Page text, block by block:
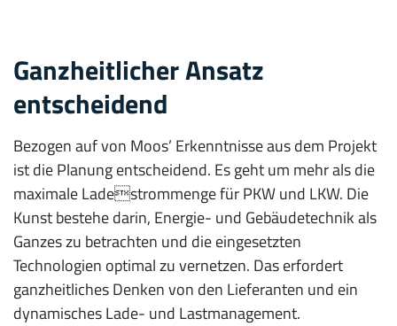
Ganzheitlicher Ansatz
entscheidend
Bezogen auf von Moos’ Erkenntnisse aus dem Projekt
ist die Planung entscheidend. Es geht um mehr als die
maximale Ladestrommenge für PKW und LKW. Die
Kunst bestehe darin, Energie- und Gebäudetechnik als
Ganzes zu betrachten und die eingesetzten
Technologien optimal zu vernetzen. Das erfordert
ganzheitliches Denken von den Lieferanten und ein
dynamisches Lade- und Lastmanagement.